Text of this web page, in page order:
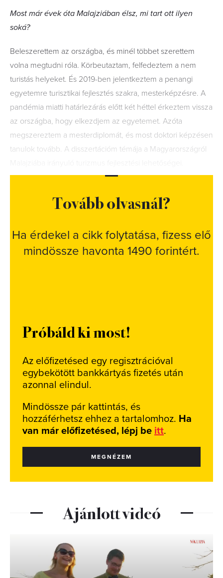
Most már évek óta Malajziában élsz, mi tart ott ilyen
soká?
Beleszerettem az országba, és minél többet szerettem
volna megtudni róla. Körbeutaztam, felfedeztem a nem
turistás helyeket. És 2019-ben jelentkeztem a penangi
egyetemre turisztikai fejlesztés szakra, mesterképzésre. A
pandémia miatti határlezárás előtt két héttel érkeztem vissza
az országba, hogy elkezdjem az egyetemet. Azóta
megszereztem a mesterdiplomát, és most doktori képzésen
tanulok tovább. A disszertációm témája a Magyarországról
Tovább olvasnál?
Ha érdekel a cikk folytatása, fizess elő
mindössze havonta 1490 forintért.
Próbáld ki most!
Az előfizetésed egy regisztrációval
egybekötött bankkártyás fizetés után
azonnal elindul.
Mindössze pár kattintás, és
hozzáférhetsz ehhez a tartalomhoz. Ha
van már előfizetésed, lépj be itt.
MEGNÉZEM
Ajánlott videó